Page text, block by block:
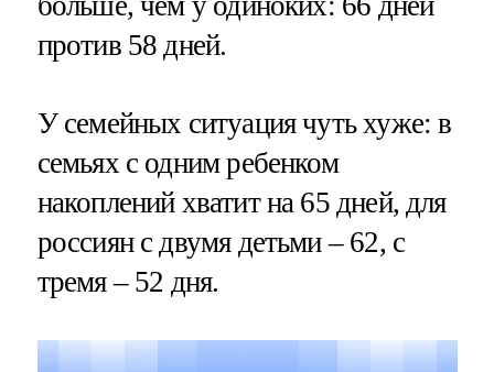
против 58 дней.
У семейных ситуация чуть хуже: в
семьях с одним ребенком
накоплений хватит на 65 дней, для
россиян с двумя детьми – 62, с
тремя – 52 дня.